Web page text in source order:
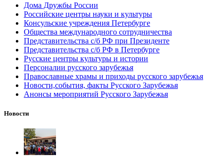
Дома Дружбы России
Российские центры науки и культуры
Консульские учреждения Петербурге
Общества международного сотрудничества
Представительства с/б РФ при Президенте
Представительства с/б РФ в Петербурге
Русские центры культуры и истории
Персоналии русского зарубежья
Православные храмы и приходы русского зарубежья
Новости,события, факты Русского Зарубежья
Анонсы мероприятий Русского Зарубежья
Новости